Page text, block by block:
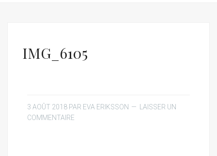
IMG_6105
3 AOÛT 2018 PAR EVA ERIKSSON
LAISSER UN
COMMENTAIRE